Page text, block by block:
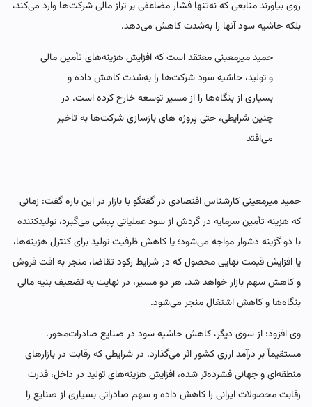
روی بیاورند منابعی که نه‌تنها فشار مضاعفی بر تراز مالی شرکت‌ها وارد می‌کند،
بلکه حاشیه سود آنها را به‌شدت کاهش می‌دهد.
حمید میرمعینی معتقد است که افزایش هزینه‌های تأمین مالی
و تولید، حاشیه سود شرکت‌ها را به‌شدت کاهش داده و
بسیاری از بنگاه‌ها را از مسیر توسعه خارج کرده است. در
چنین شرایطی، حتی پروژه های بازسازی شرکت‌ها به تاخیر
می‌افتد
حمید میرمعینی کارشناس اقتصادی در گفتگو با بازار در این باره گفت: زمانی
که هزینه تأمین سرمایه در گردش از سود عملیاتی پیشی می‌گیرد، تولیدکننده
با دو گزینه دشوار مواجه می‌شود؛ یا کاهش ظرفیت تولید برای کنترل هزینه‌ها،
یا افزایش قیمت نهایی محصول که در شرایط رکود تقاضا، منجر به افت فروش
و کاهش سهم بازار خواهد شد. هر دو مسیر، در نهایت به تضعیف بنیه مالی
بنگاه‌ها و کاهش اشتغال منجر می‌شود.
وی افزود: از سوی دیگر، کاهش حاشیه سود در صنایع صادرات‌محور،
مستقیماً بر درآمد ارزی کشور اثر می‌گذارد. در شرایطی که رقابت در بازارهای
منطقه‌ای و جهانی فشرده‌تر شده، افزایش هزینه‌های تولید در داخل، قدرت
رقابت محصولات ایرانی را کاهش داده و سهم صادراتی بسیاری از صنایع را